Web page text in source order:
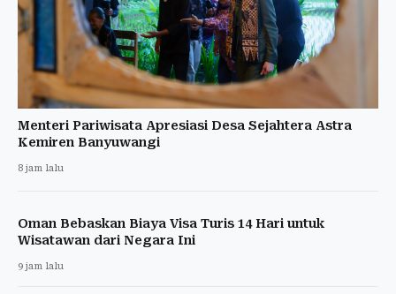
Menteri Pariwisata Apresiasi Desa Sejahtera Astra
Kemiren Banyuwangi
8 jam lalu
Oman Bebaskan Biaya Visa Turis 14 Hari untuk
Wisatawan dari Negara Ini
9 jam lalu